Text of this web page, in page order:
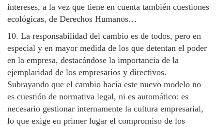
intereses, a la vez que tiene en cuenta también cuestiones
ecológicas, de Derechos Humanos…
10. La responsabilidad del cambio es de todos, pero en
especial y en mayor medida de los que detentan el poder
en la empresa, destacándose la importancia de la
ejemplaridad de los empresarios y directivos.
Subrayando que el cambio hacia este nuevo modelo no
es cuestión de normativa legal, ni es automático: es
necesario gestionar internamente la cultura empresarial,
lo que exige en primer lugar el compromiso de los